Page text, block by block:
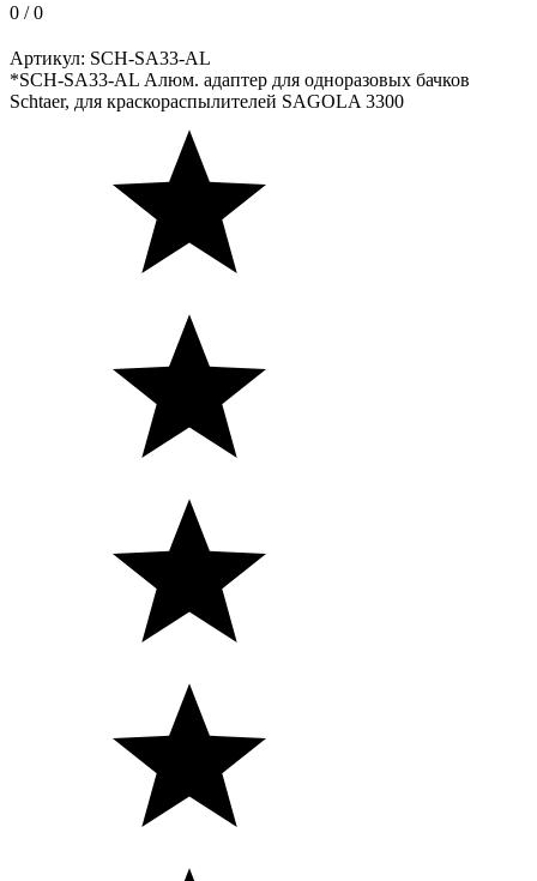
0 / 0
Артикул: SCH-SA33-AL
*SCH-SA33-AL Алюм. адаптер для одноразовых бачков
Schtaer, для краскораспылителей SAGOLA 3300